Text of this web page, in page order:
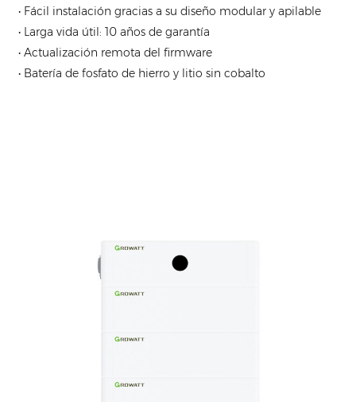
• Fácil instalación gracias a su diseño modular y apilable
• Larga vida útil: 10 años de garantía
• Actualización remota del firmware
• Batería de fosfato de hierro y litio sin cobalto